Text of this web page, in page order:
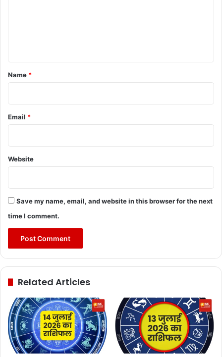
*
Name *
Email *
Website
Save my name, email, and website in this browser for the next
time I comment.
Related Articles